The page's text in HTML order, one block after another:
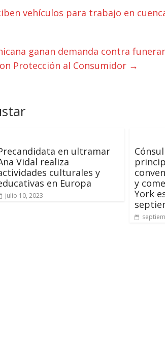
vehículos para trabajo en
ganan demanda contra
Protección al Consumidor →
en ultramar
Vidal realiza
culturales y
en Europa
julio 10, 2023
y
York